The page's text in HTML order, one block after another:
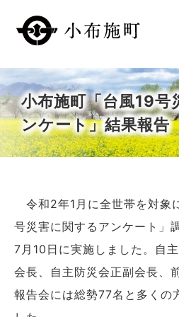
小布施町「台風19号
ンケート」結果報告
令和2年1月に全世帯を対象
号災害に関するアンケート」
7月10日に実施しました。自
会長、自主防災会正副会長、
報告会には総勢77名と多くの